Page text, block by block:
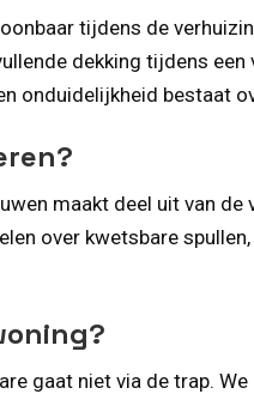
tijdens de
dekking tijdens
onduidelijkheid bestaat
maakt deel uit van
over kwetsbare
gaat niet via de trap.